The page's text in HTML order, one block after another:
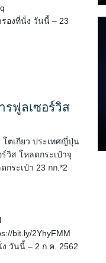
รองที่นั่ง วันนี้ – 23
รฟูลเซอร์วิส
โตเกียว ประเทศญี่ปุ่น
วิส โหลดกระเป๋าจุ
กระเป๋า 23 กก.*2
bit.ly/2YhyFMM
วันนี้ – 2 ก.ค. 2562